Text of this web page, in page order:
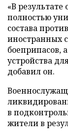
«В результате
полностью
состава
иностранных
боеприпасов,
устройства
добавил он.
в
жители в